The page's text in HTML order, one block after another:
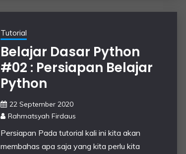
Tutorial
Belajar Dasar Python
#02 : Persiapan Belajar
Python
22 September 2020
Rahmatsyah Firdaus
Persiapan Pada tutorial kali ini kita akan
membahas apa saja yang kita perlu kita